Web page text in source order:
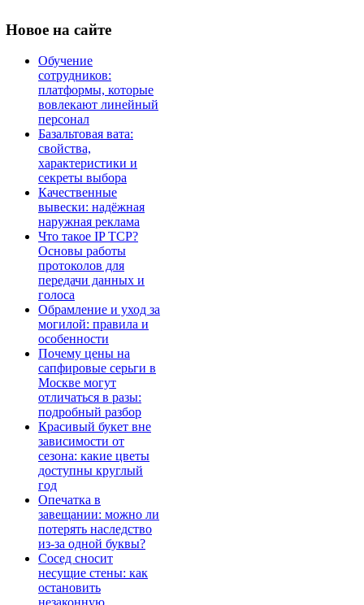
Новое на сайте
Обучение
сотрудников:
платформы, которые
вовлекают линейный
персонал
Базальтовая вата:
свойства,
характеристики и
секреты выбора
Качественные
вывески: надёжная
наружная реклама
Что такое IP TCP?
Основы работы
протоколов для
передачи данных и
голоса
Обрамление и уход за
могилой: правила и
особенности
Почему цены на
сапфировые серьги в
Москве могут
отличаться в разы:
подробный разбор
Красивый букет вне
зависимости от
сезона: какие цветы
доступны круглый
год
Опечатка в
завещании: можно ли
потерять наследство
из-за одной буквы?
Сосед сносит
несущие стены: как
остановить